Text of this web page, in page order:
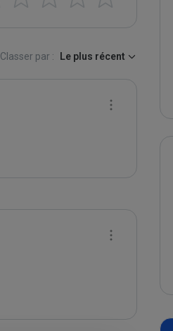
Classer par : Le plus récent